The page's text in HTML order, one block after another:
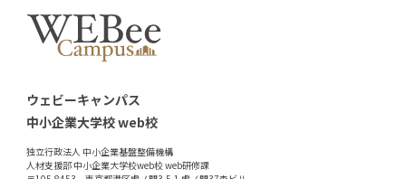
ウェビーキャンパス
中小企業大学校 web校
独立行政法人 中小企業基盤整備機構
人材支援部 中小企業大学校web校 web研修課